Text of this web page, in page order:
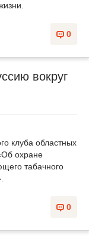
0
вокруг
клуба областных
охране
табачного
0